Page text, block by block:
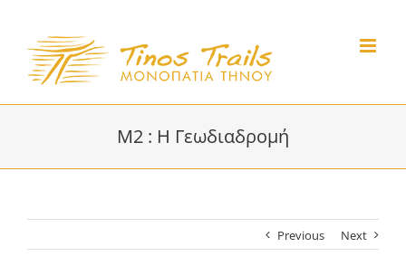
content
M2 : Η Γεωδιαδρομή
Previous Next